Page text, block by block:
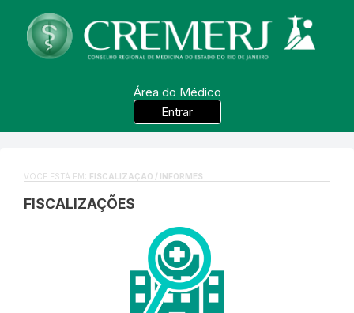
Área do Médico
Entrar
VOCÊ ESTÁ EM: FISCALIZAÇÃO / INFORMES
FISCALIZAÇÕES